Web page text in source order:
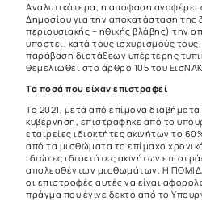
Αναλυτικότερα, η απόφαση αναφέρει
Δημοσίου για την αποκατάσταση της
περιουσιακής – ηθικής βλάβης) την
υποστεί, κατά τους ισχυρισμούς
παράβαση διατάξεων υπέρτερης
θεμελιωθεί στο άρθρο 105 του
Τα ποσά που είχαν επιστραφεί
Το 2021, μετά από επίμονα
κυβέρνηση, επιστράφηκε από το
εταιρείες ιδιοκτήτες ακινήτων το
από τα μισθώματα το επίμαχο
ιδιώτες ιδιοκτήτες ακινήτων
απολεσθέντων μισθωμάτων. Η
οι επιστροφές αυτές να είναι
πράγμα που έγινε δεκτό από το